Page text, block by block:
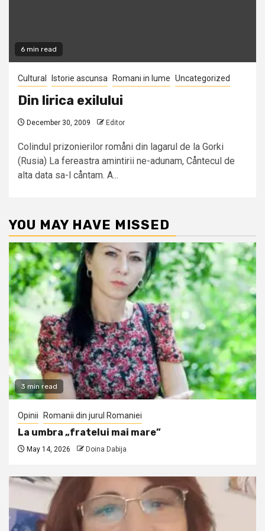
6 min read
Cultural Istorie ascunsa Romani in lume Uncategorized
Din lirica exilului
December 30, 2009 Editor
Colindul prizonierilor romåni din lagarul de la Gorki
(Rusia) La fereastra amintirii ne-adunam, Cåntecul de
alta data sa-l cåntam. A...
YOU MAY HAVE MISSED
3 min read
Opinii Romanii din jurul Romaniei
La umbra „fratelui mai mare”
May 14, 2026 Doina Dabija